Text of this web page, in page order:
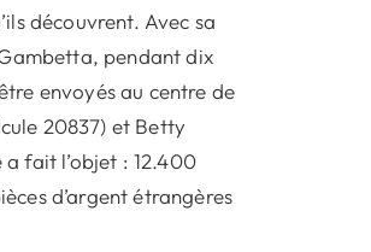
découvrent. Avec sa
pendant dix
envoyés au centre de
20837) et Betty
fait l’objet : 12.400
d’argent étrangères